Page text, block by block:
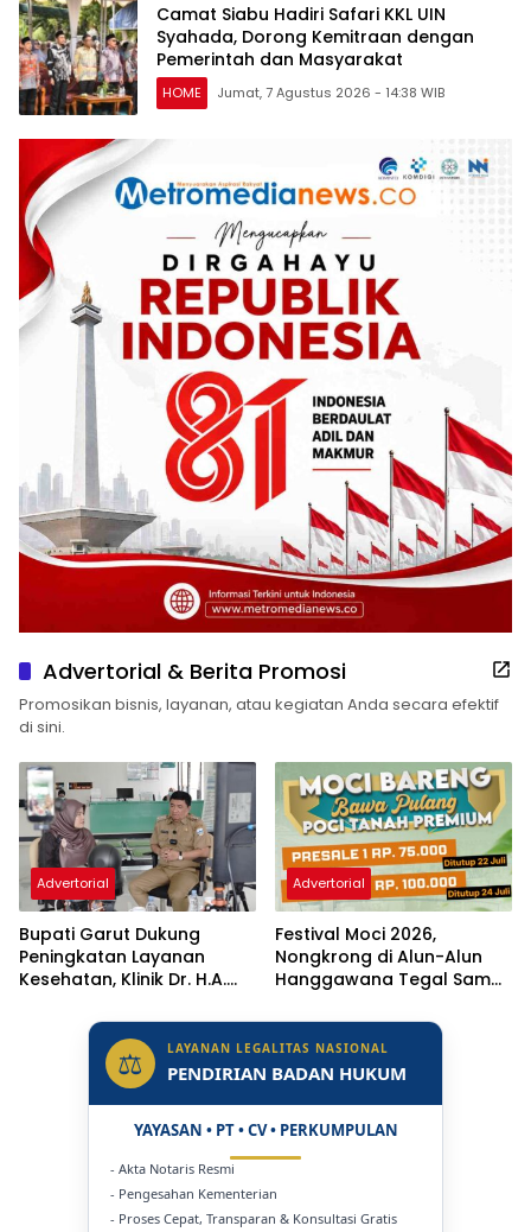
Camat Siabu Hadiri Safari KKL UIN
Syahada, Dorong Kemitraan dengan
Pemerintah dan Masyarakat
HOME Jumat, 7 Agustus 2026 - 14:38 WIB
Advertorial & Berita Promosi
Promosikan bisnis, layanan, atau kegiatan Anda secara efektif
di sini.
Advertorial
Bupati Garut Dukung
Peningkatan Layanan
Kesehatan, Klinik Dr. H.A.
Status Jadi Rumah Sakit
Advertorial
Festival Moci 2026,
Nongkrong di Alun-Alun
Hanggawana Tegal Sambil
⚖ LAYANAN LEGALITAS NASIONAL
PENDIRIAN BADAN HUKUM
YAYASAN • PT • CV • PERKUMPULAN
- Akta Notaris Resmi
- Pengesahan Kementerian
- Proses Cepat, Transparan & Konsultasi Gratis